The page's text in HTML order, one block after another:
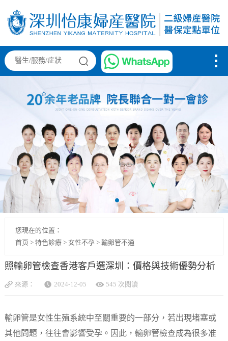
您現在的位置：
首页 > 特色診療> 女性不孕> 輸卵管不通
照輸卵管檢查香港客戶選深圳：價格與技術優勢分析
來源： 2024-12-05 545 次閱讀
輸卵管是女性生殖系統中至關重要的一部分，若出現堵塞或
其他問題，往往會影響受孕。因此，輸卵管檢查成為很多准